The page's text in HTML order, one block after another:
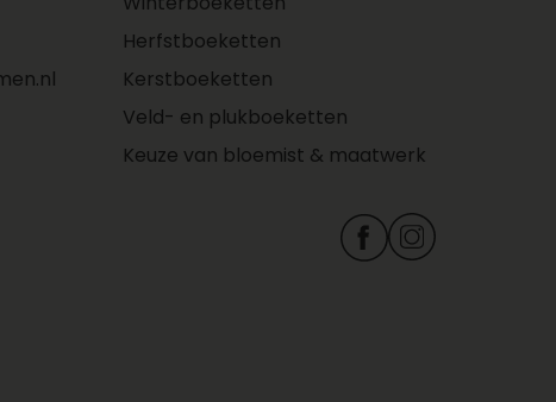
Herfstboeketten
Kerstboeketten
Veld- en plukboeketten
Keuze van bloemist & maatwerk